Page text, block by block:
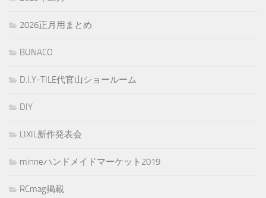
2026正月用まとめ
BUNACO
D.I.Y-TILE代官山ショールーム
DIY
LIXIL新作発表会
minneハンドメイドマーケット2019
RCmag掲載